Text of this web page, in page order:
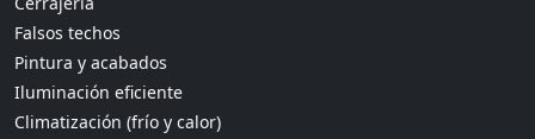
Falsos techos
Pintura y acabados
Iluminación eficiente
Climatización (frío y calor)